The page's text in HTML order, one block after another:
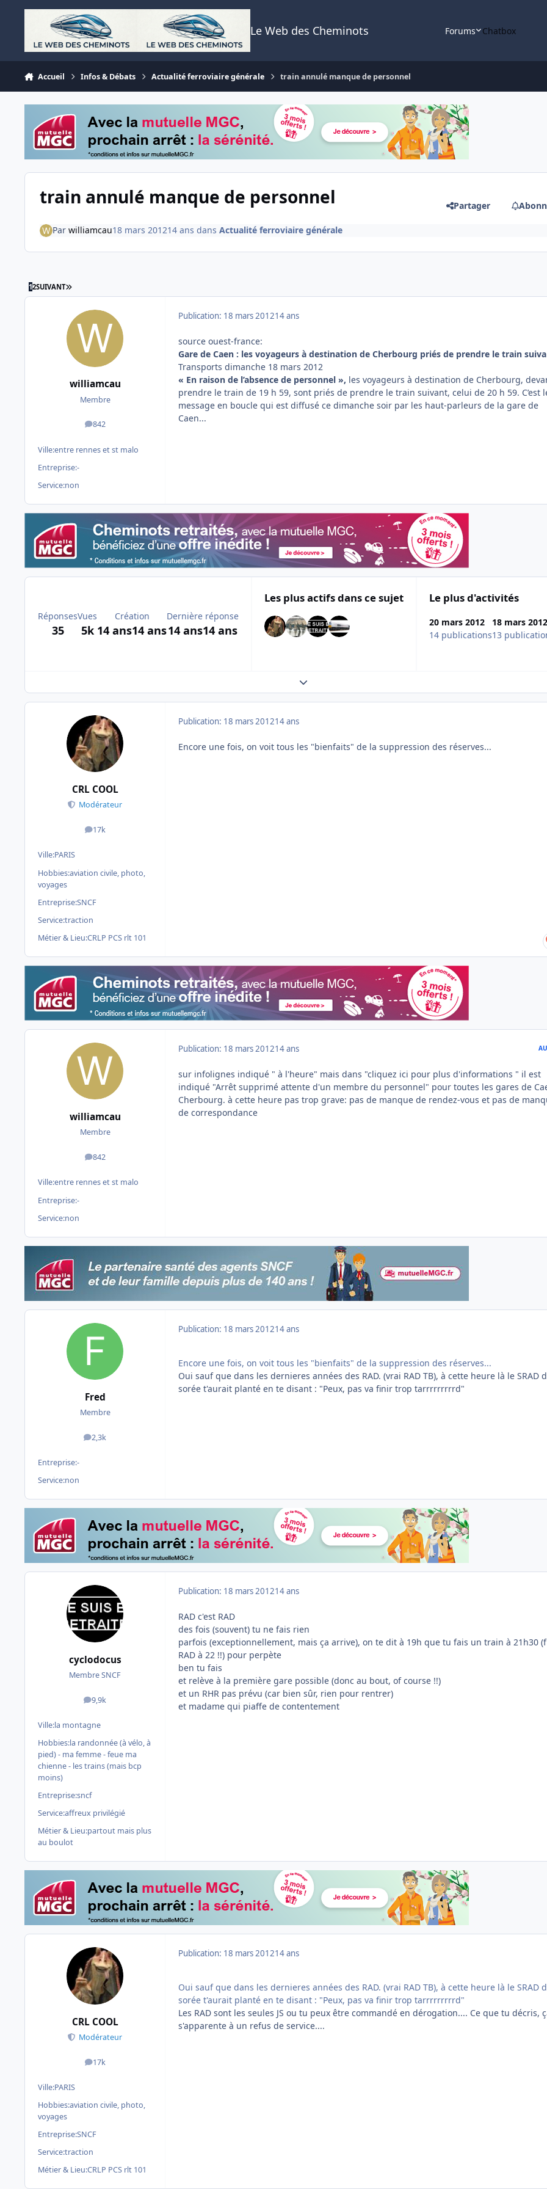
Aller au contenu
Le Web des Cheminots Forums Chatbox
Accueil Infos & Débats Actualité ferroviaire générale train annulé manque de personnel
train annulé manque de personnel Partager
Par williamcau18 mars 201214 ans dans Actualité ferroviaire générale
12SUIVANT DERNIÈRE PAGE
williamcau
Membre
842
messages
Ville:entre rennes et st malo
Entreprise:-
Service:non
Publication: 18 mars 201214 ans
source ouest-france:
Gare de Caen : les voyageurs à destination de Cherbourg priés de prendre le train
Transports dimanche 18 mars 2012
« En raison de l’absence de personnel », les voyageurs à destination de Cherbourg,
prendre le train de 19 h 59, sont priés de prendre le train suivant, celui de 20 h 59. C’est
message en boucle qui est diffusé ce dimanche soir par les haut-parleurs de la gare de
Caen...
Réponses
35
Vues
5k
Création
14 ans14 ans
Dernière réponse
14 ans14 ans
Les plus actifs dans ce sujet Le plus d'activités
20 mars 2012
14 publications
18 mars 2012
13
Expand topic overview
CRL COOL
Modérateur
17k
messages
Ville:PARIS
Hobbies:aviation civile, photo,
voyages
Entreprise:SNCF
Service:traction
Métier & Lieu:CRLP PCS rlt 101
Publication: 18 mars 201214 ans
Encore une fois, on voit tous les "bienfaits" de la suppression des réserves...
williamcau
Membre
842
messages
Ville:entre rennes et st malo
Entreprise:-
Service:non
Publication: 18 mars 201214 ans
sur infolignes indiqué " à l'heure" mais dans "cliquez ici pour plus d'informations " il est
indiqué "Arrêt supprimé attente d'un membre du personnel" pour toutes les gares de
Cherbourg. à cette heure pas trop grave: pas de manque de rendez-vous et pas de
de correspondance
Fred
Membre
2,3k
messages
Entreprise:-
Service:non
Publication: 18 mars 201214 ans
Encore une fois, on voit tous les "bienfaits" de la suppression des réserves...
Oui sauf que dans les dernieres années des RAD. (vrai RAD TB), à cette heure là le SRAD
sorée t'aurait planté en te disant : "Peux, pas va finir trop tarrrrrrrrrd"
cyclodocus
Membre SNCF
9,9k
messages
Ville:la montagne
Hobbies:la randonnée (à vélo, à
pied) - ma femme - feue ma
chienne - les trains (mais bcp
moins)
Entreprise:sncf
Service:affreux privilégié
Métier & Lieu:partout mais plus
au boulot
Publication: 18 mars 201214 ans
RAD c'est RAD
des fois (souvent) tu ne fais rien
parfois (exceptionnellement, mais ça arrive), on te dit à 19h que tu fais un train à 21h30
RAD à 22 !!) pour perpète
ben tu fais
et relève à la première gare possible (donc au bout, of course !!)
et un RHR pas prévu (car bien sûr, rien pour rentrer)
et madame qui piaffe de contentement
CRL COOL
Modérateur
17k
messages
Ville:PARIS
Hobbies:aviation civile, photo,
voyages
Entreprise:SNCF
Service:traction
Métier & Lieu:CRLP PCS rlt 101
Publication: 18 mars 201214 ans
Oui sauf que dans les dernieres années des RAD. (vrai RAD TB), à cette heure là le SRAD
sorée t'aurait planté en te disant : "Peux, pas va finir trop tarrrrrrrrrd"
Les RAD sont les seules JS ou tu peux être commandé en dérogation.... Ce que tu décris,
s'apparente à un refus de service....